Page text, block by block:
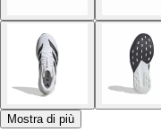
Mostra di più